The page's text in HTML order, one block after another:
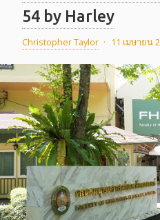
54 by Harley
Christopher Taylor · 11 เมษายน